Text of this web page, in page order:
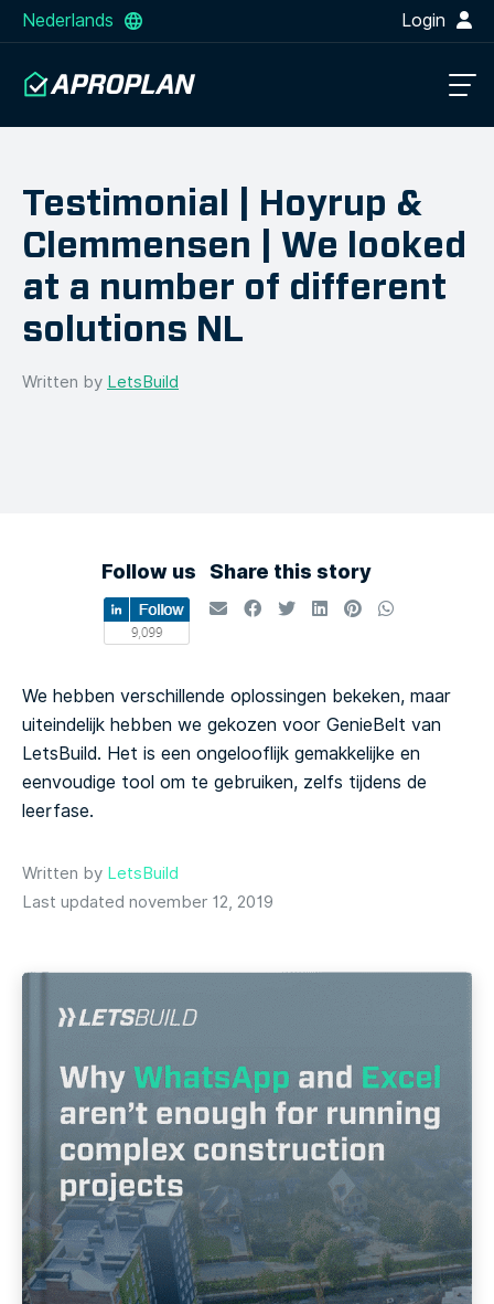
Nederlands Login
Testimonial | Hoyrup &
Clemmensen | We looked
at a number of different
solutions NL
Written by LetsBuild
Follow us Share this story
We hebben verschillende oplossingen bekeken, maar
uiteindelijk hebben we gekozen voor GenieBelt van
LetsBuild. Het is een ongelooflijk gemakkelijke en
eenvoudige tool om te gebruiken, zelfs tijdens de
leerfase.
Written by LetsBuild
Last updated november 12, 2019